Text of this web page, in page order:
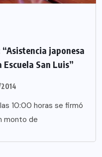
“Asistencia japonesa
San Luis”
10:00 horas se firmó
monto de